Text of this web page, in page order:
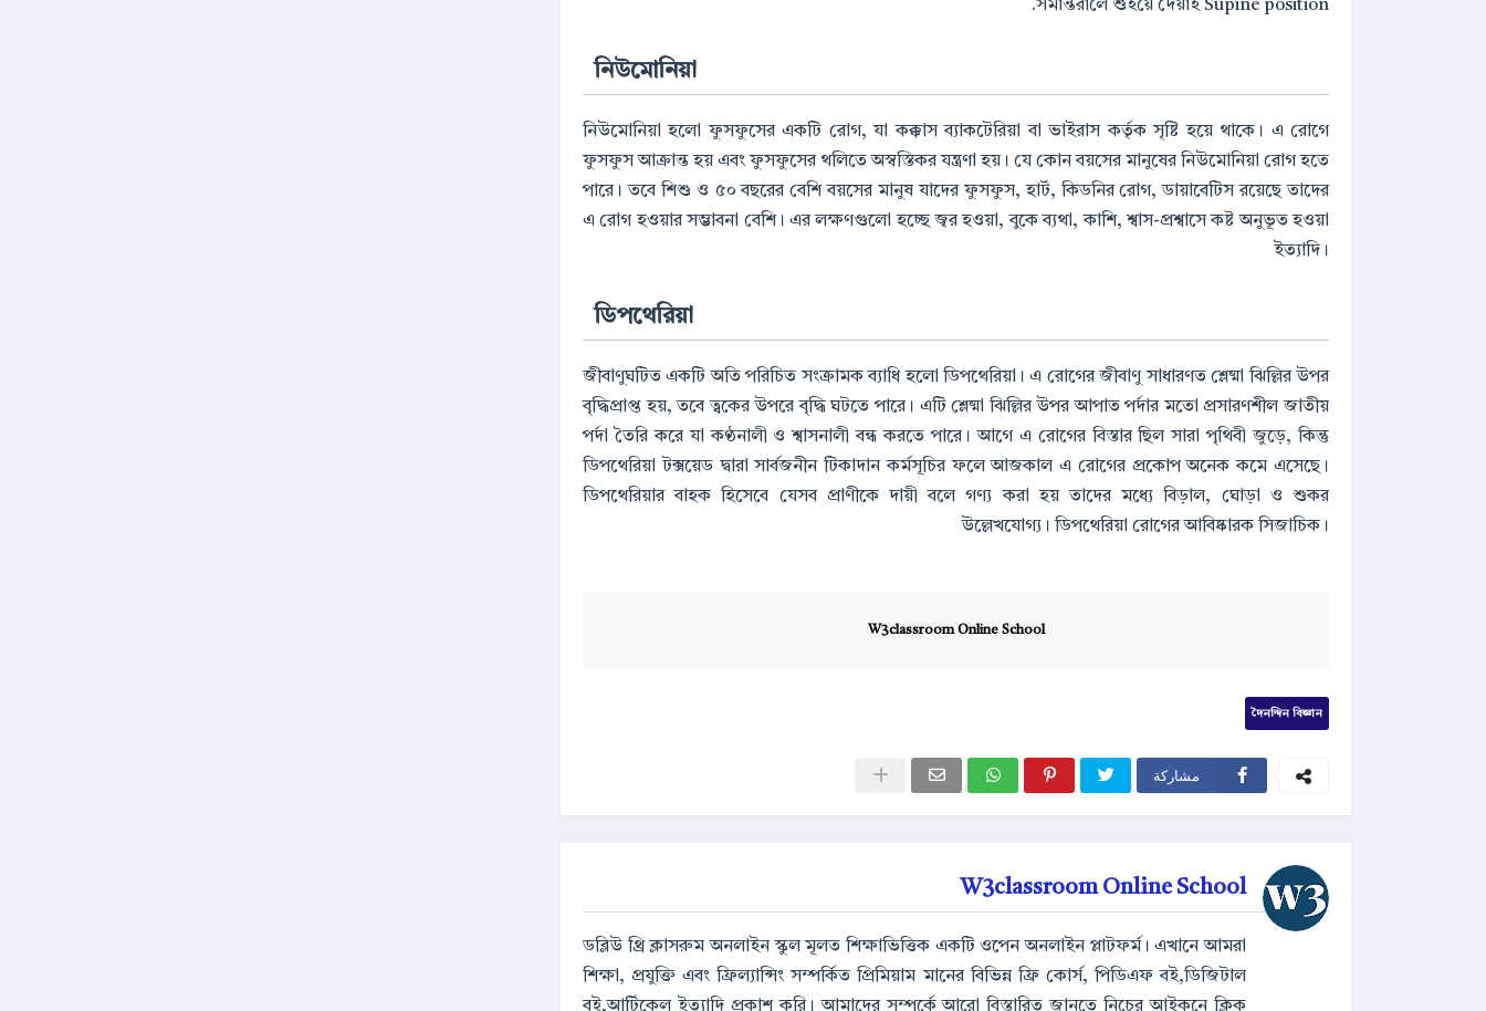
সমান্তরালে শুইয়ে দেয়াই Supine position.
নিউমোনিয়া
নিউমোনিয়া হলো ফুসফুসের একটি রোগ, যা কক্কাস ব্যাকটেরিয়া বা ভাইরাস কর্তৃক সৃষ্টি হয়ে থাকে। এ রোগে
ফুসফুস আক্রান্ত হয় এবং ফুসফুসের থলিতে অস্বস্তিকর যন্ত্রণা হয়। যে কোন বয়সের মানুষের নিউমোনিয়া রোগ হতে
পারে। তবে শিশু ও ৫০ বছরের বেশি বয়সের মানুষ যাদের ফুসফুস, হার্ট, কিডনির রোগ, ডায়াবেটিস রয়েছে তাদের
এ রোগ হওয়ার সম্ভাবনা বেশি। এর লক্ষণগুলো হচ্ছে জ্বর হওয়া, বুকে ব্যথা, কাশি, শ্বাস-প্রশ্বাসে কষ্ট অনুভূত হওয়া
ইত্যাদি।
ডিপথেরিয়া
জীবাণুঘটিত একটি অতি পরিচিত সংক্রামক ব্যাধি হলো ডিপথেরিয়া। এ রোগের জীবাণু সাধারণত শ্লেষ্মা ঝিল্লির উপর
বৃদ্ধিপ্রাপ্ত হয়, তবে ত্বকের উপরে বৃদ্ধি ঘটতে পারে। এটি শ্লেষ্মা ঝিল্লির উপর আপাত পর্দার মতো প্রসারণশীল জাতীয়
পর্দা তৈরি করে যা কণ্ঠনালী ও শ্বাসনালী বন্ধ করতে পারে। আগে এ রোগের বিস্তার ছিল সারা পৃথিবী জুড়ে, কিন্তু
ডিপথেরিয়া টক্সয়েড দ্বারা সার্বজনীন টিকাদান কর্মসূচির ফলে আজকাল এ রোগের প্রকোপ অনেক কমে এসেছে।
ডিপথেরিয়ার বাহক হিসেবে যেসব প্রাণীকে দায়ী বলে গণ্য করা হয় তাদের মধ্যে বিড়াল, ঘোড়া ও শুকর
উল্লেখযোগ্য। ডিপথেরিয়া রোগের আবিষ্কারক সিজাচিক।
W3classroom Online School
দৈনন্দিন বিজ্ঞান
مشاركة
W3classroom Online School
ডব্লিউ থ্রি ক্লাসরুম অনলাইন স্কুল মূলত শিক্ষাভিত্তিক একটি ওপেন অনলাইন প্লাটফর্ম। এখানে আমরা
শিক্ষা, প্রযুক্তি এবং ফ্রিল্যান্সিং সম্পর্কিত প্রিমিয়াম মানের বিভিন্ন ফ্রি কোর্স, পিডিএফ বই,ডিজিটাল
বই,আর্টিকেল ইত্যাদি প্রকাশ করি। আমাদের সম্পর্কে আরো বিস্তারিত জানতে নিচের আইকনে ক্লিক